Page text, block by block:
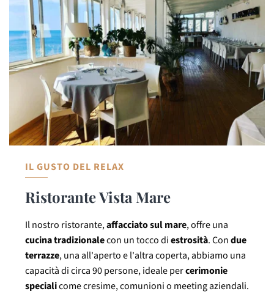
IL GUSTO DEL RELAX
Ristorante Vista Mare
Il nostro ristorante,affacciato sul mare, offre una
cucina tradizionalecon un tocco diestrosità. Condue
terrazze, una all'aperto e l'altra coperta, abbiamo una
capacità di circa 90 persone, ideale percerimonie
specialicome cresime, comunioni o meeting aziendali.